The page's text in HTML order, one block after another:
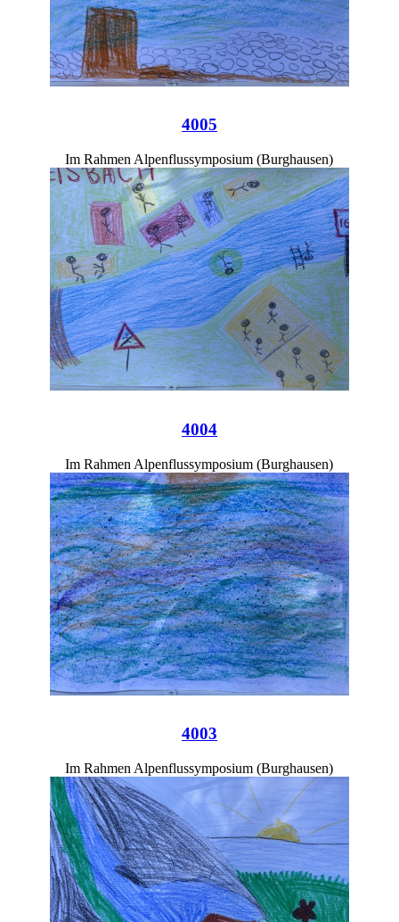
4005
Im Rahmen Alpenflussymposium (Burghausen)
4004
Im Rahmen Alpenflussymposium (Burghausen)
4003
Im Rahmen Alpenflussymposium (Burghausen)